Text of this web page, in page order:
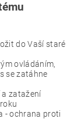
do Vaší staré
ovládáním,
se zatáhne
zatažení
- ochrana proti